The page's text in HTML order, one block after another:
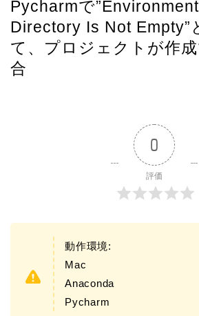
Pycharmで
Directory Is Not Empty”
て、プロジェクトが作
合
0
評価
動作環境:
Mac
Anaconda
Pycharm